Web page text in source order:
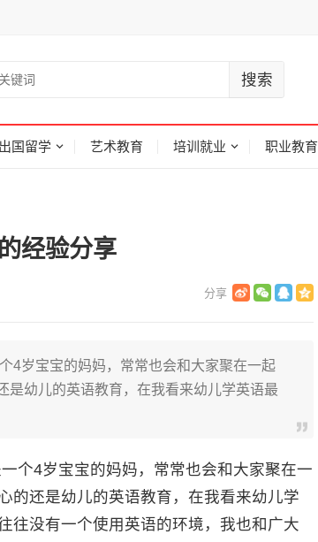
出国留学 艺术教育 培训就业 职业教育
经验分享
4岁宝宝的妈妈，常常也会和大家聚在一起
是幼儿的英语教育，在我看来幼儿学英语最
个4岁宝宝的妈妈，常常也会和大家聚在一
的还是幼儿的英语教育，在我看来幼儿学
往没有一个使用英语的环境，我也和广大